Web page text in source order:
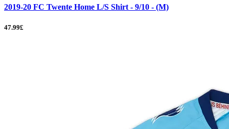
2019-20 FC Twente Home L/S Shirt - 9/10 - (M)
47.99£